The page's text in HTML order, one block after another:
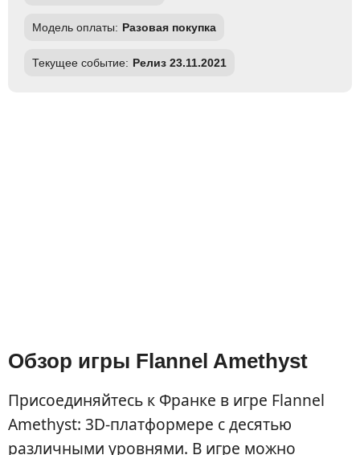
Модель оплаты: Разовая покупка
Текущее событие: Релиз 23.11.2021
Обзор игры Flannel Amethyst
Присоединяйтесь к Франке в игре Flannel
Amethyst: 3D-платформере с десятью
различными уровнями. В игре можно